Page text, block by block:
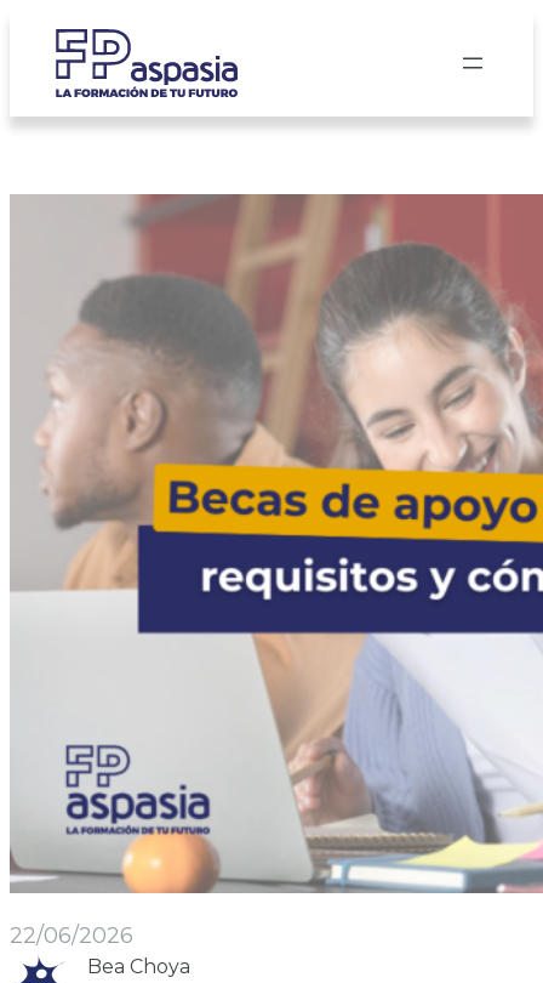
22/06/2026
Bea Choya